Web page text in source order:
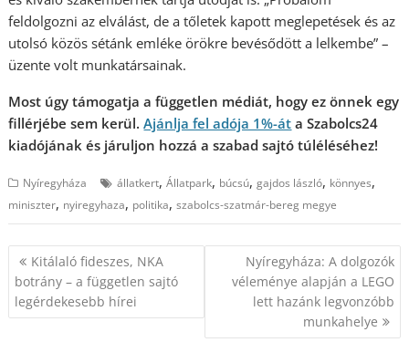
feldolgozni az elválást, de a tőletek kapott meglepetések és az
utolsó közös sétánk emléke örökre bevésődött a lelkembe” –
üzente volt munkatársainak.
Most úgy támogatja a független médiát, hogy ez önnek egy
fillérjébe sem kerül.Ajánlja fel adója 1%-át a Szabolcs24
kiadójának és járuljon hozzá a szabad sajtó túléléséhez!
Nyíregyháza állatkert,Állatpark, búcsú,gajdos lászló, könnyes,
miniszter, nyiregyhaza, politika,szabolcs-szatmár-bereg megye
Bejegyzés
navigáció
Kitálaló fideszes, NKA
botrány – a független sajtó
legérdekesebb hírei
Nyíregyháza: A dolgozók
véleménye alapján a LEGO
lett hazánk legvonzóbb
munkahelye